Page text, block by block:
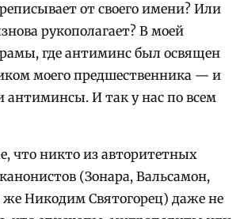
от своего имени? Или
рукополагает? В моей
где антиминс был освящен
моего предшественника — и
антиминсы. И так у нас по всем
что никто из авторитетных
(Зонара, Вальсамон,
же Никодим Святогорец) даже не